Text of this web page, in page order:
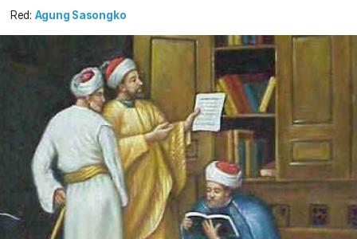
Red: Agung Sasongko